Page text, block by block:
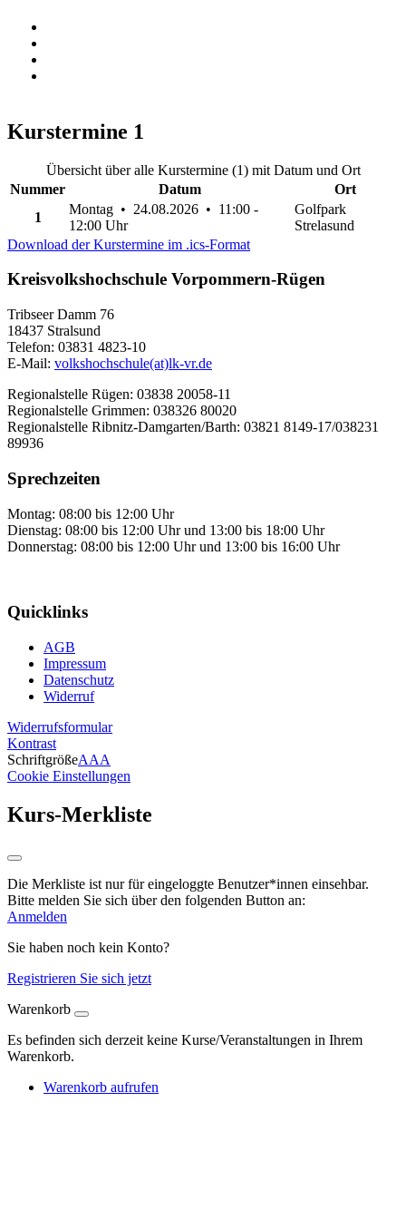
Kurstermine 1
Übersicht über alle Kurstermine (1) mit Datum und Ort
Nummer
Datum
Ort
1
Montag • 24.08.2026 • 11:00 -
12:00 Uhr
Golfpark
Strelasund
Download der Kurstermine im .ics-Format
Kreisvolkshochschule Vorpommern-Rügen
Tribseer Damm 76
18437 Stralsund
Telefon: 03831 4823-10
E-Mail: volkshochschule(at)lk-vr.de
Regionalstelle Rügen: 03838 20058-11
Regionalstelle Grimmen: 038326 80020
Regionalstelle Ribnitz-Damgarten/Barth: 03821 8149-17/038231
89936
Sprechzeiten
Montag: 08:00 bis 12:00 Uhr
Dienstag: 08:00 bis 12:00 Uhr und 13:00 bis 18:00 Uhr
Donnerstag: 08:00 bis 12:00 Uhr und 13:00 bis 16:00 Uhr
Quicklinks
AGB
Impressum
Datenschutz
Widerruf
Widerrufsformular
Kontrast
SchriftgrößeAAA
Cookie Einstellungen
Kurs-Merkliste
Die Merkliste ist nur für eingeloggte Benutzer*innen einsehbar.
Bitte melden Sie sich über den folgenden Button an:
Anmelden
Sie haben noch kein Konto?
Registrieren Sie sich jetzt
Warenkorb
Es befinden sich derzeit keine Kurse/Veranstaltungen in Ihrem
Warenkorb.
Warenkorb aufrufen